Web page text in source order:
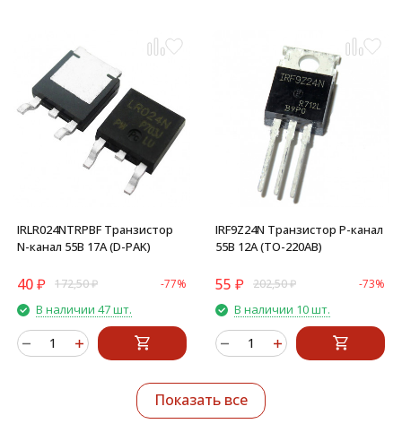
IRLR024NTRPBF Транзистор
N-канал 55В 17А (D-PAK)
40₽ 172,50₽ -77%
В наличии 47 шт.
IRF9Z24N Транзистор P-канал
55В 12А (TO-220AB)
55 ₽ 202,50₽ -73%
В наличии 10 шт.
Показать все